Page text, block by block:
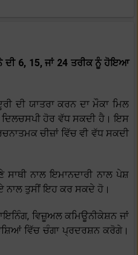
ਦੀ 6, 15, ਜਾਂ 24 ਤਰੀਕ ਨੂੰ ਹੋਇਆ
ਦੀ ਯਾਤਰਾ ਕਰਨ ਦਾ ਮੌਕਾ ਮਿਲ
ਹੋਰ ਵੱਧ ਸਕਦੀ ਹੈ। ਇਸ
ਚੀਜ਼ਾਂ ਵਿੱਚ ਵੀ ਵੱਧ ਸਕਦੀ
ਨਾਲ ਇਮਾਨਦਾਰੀ ਨਾਲ ਪੇਸ਼
ਤੁਸੀਂ ਇਹ ਕਰ ਸਕਦੇ ਹੋ।
ਵਿਜ਼ੂਅਲ ਕਮਿਊਨੀਕੇਸ਼ਨ ਜਾਂ
ਵਿੱਚ ਚੰਗਾ ਪ੍ਰਦਰਸ਼ਨ ਕਰੋਗੇ।